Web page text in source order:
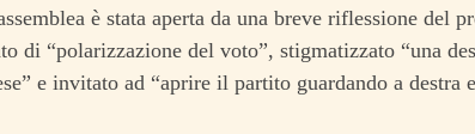
è stata aperta da una breve riflessione del
di “polarizzazione del voto”, stigmatizzato “una
e invitato ad “aprire il partito guardando a destra